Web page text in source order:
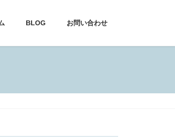
BLOG お問い合わせ